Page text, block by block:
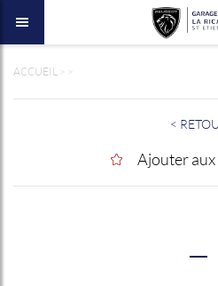
ACCUEIL
<
Ajouter